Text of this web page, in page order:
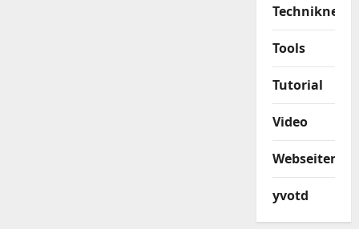
Techniknews
Tools
Tutorial
Video
Webseiten
yvotd